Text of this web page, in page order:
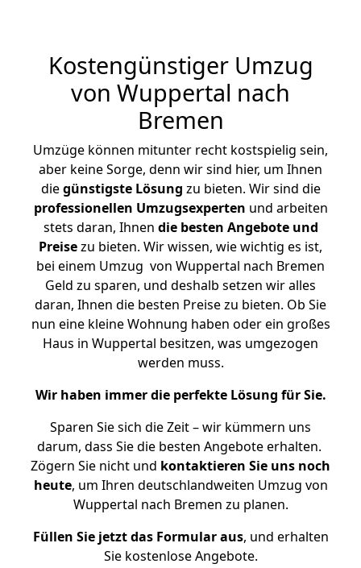
Kostengünstiger Umzug
von Wuppertal nach
Bremen
Umzüge können mitunter recht kostspielig sein,
aber keine Sorge, denn wir sind hier, um Ihnen
diegünstigste Lösung zu bieten. Wir sind die
professionellen Umzugsexperten und arbeiten
stets daran, Ihnen die besten Angebote und
Preisezu bieten. Wir wissen, wie wichtig es ist,
bei einem Umzug von Wuppertal nach Bremen
Geld zu sparen, und deshalb setzen wir alles
daran, Ihnen die besten Preise zu bieten. Ob Sie
nun eine kleine Wohnung haben oder ein großes
Haus in Wuppertal besitzen, was umgezogen
werden muss.
Wir haben immer die perfekte Lösung für Sie.
Sparen Sie sich die Zeit – wir kümmern uns
darum, dass Sie die besten Angebote erhalten.
Zögern Sie nicht und kontaktieren Sie uns noch
heute, um Ihren deutschlandweiten Umzug von
Wuppertal nach Bremen zu planen.
Füllen Sie jetzt das Formular aus, und erhalten
Sie kostenlose Angebote.